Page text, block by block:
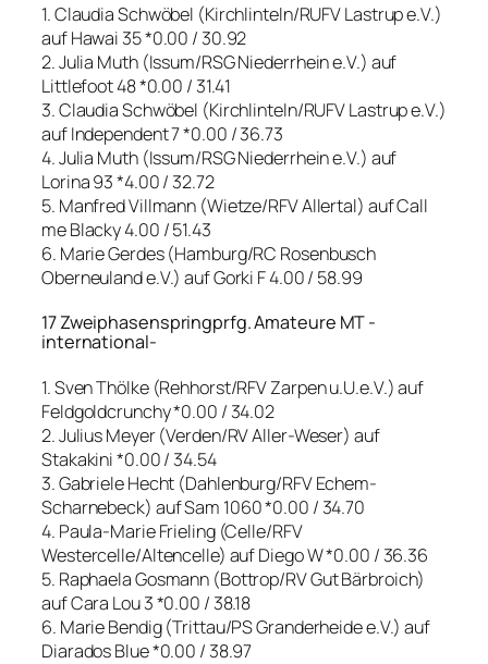
1. Claudia Schwöbel (Kirchlinteln/RUFV Lastrup e.V.)
auf Hawai 35 *0.00 / 30.92
2. Julia Muth (Issum/RSG Niederrhein e.V.) auf
Littlefoot 48 *0.00 / 31.41
3. Claudia Schwöbel (Kirchlinteln/RUFV Lastrup e.V.)
auf Independent 7 *0.00 / 36.73
4. Julia Muth (Issum/RSG Niederrhein e.V.) auf
Lorina 93 *4.00 / 32.72
5. Manfred Villmann (Wietze/RFV Allertal) auf Call
me Blacky 4.00 / 51.43
6. Marie Gerdes (Hamburg/RC Rosenbusch
Oberneuland e.V.) auf Gorki F 4.00 / 58.99
17 Zweiphasenspringprfg. Amateure MT -
international-
1. Sven Thölke (Rehhorst/RFV Zarpen u.U.e.V.) auf
Feldgoldcrunchy *0.00 / 34.02
2. Julius Meyer (Verden/RV Aller-Weser) auf
Stakakini *0.00 / 34.54
3. Gabriele Hecht (Dahlenburg/RFV Echem-
Scharnebeck) auf Sam 1060 *0.00 / 34.70
4. Paula-Marie Frieling (Celle/RFV
Westercelle/Altencelle) auf Diego W *0.00 / 36.36
5. Raphaela Gosmann (Bottrop/RV Gut Bärbroich)
auf Cara Lou 3 *0.00 / 38.18
6. Marie Bendig (Trittau/PS Granderheide e.V.) auf
Diarados Blue *0.00 / 38.97